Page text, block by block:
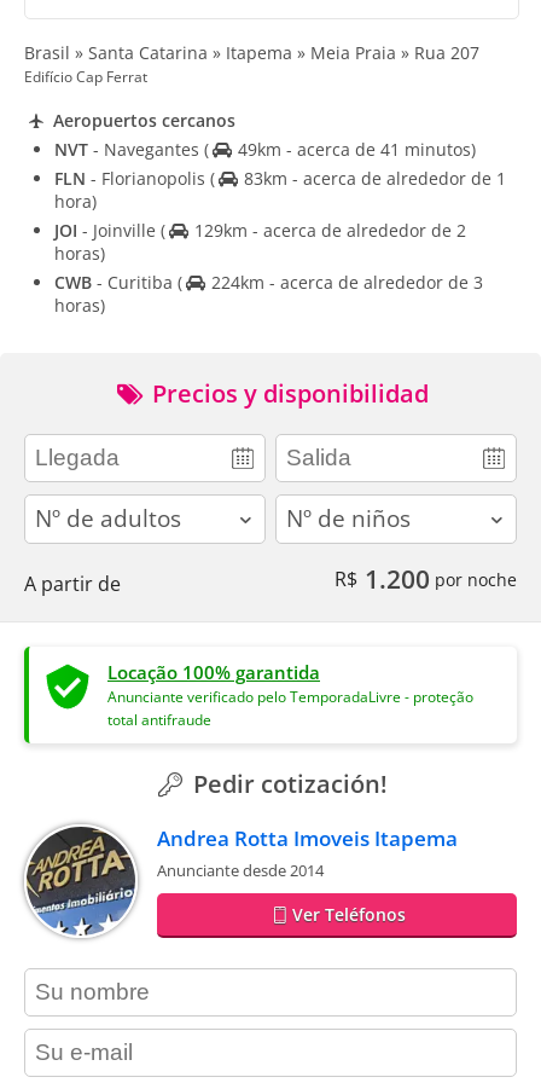
Brasil » Santa Catarina » Itapema » Meia Praia » Rua 207
Edifício Cap Ferrat
Aeropuertos cercanos
NVT - Navegantes (
49km - acerca de 41 minutos)
FLN - Florianopolis (
83km - acerca de alrededor de 1
hora)
JOI - Joinville (
129km - acerca de alrededor de 2
horas)
CWB - Curitiba (
224km - acerca de alrededor de 3
horas)
Precios y disponibilidad
adults children
A partir de R$ 1.200 por noche
Locação 100% garantida
Anunciante verificado pelo TemporadaLivre - proteção
total antifraude
Pedir cotización!
Andrea Rotta Imoveis Itapema
Anunciante desde 2014
Ver Teléfonos
contact_name
contact_email